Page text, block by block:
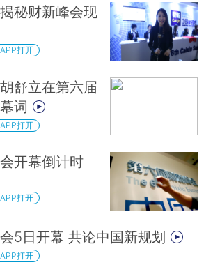
秘财新峰会现
APP打开
舒立在第六届
词
APP打开
开幕倒计时
APP打开
5日开幕 共论中国新规划
APP打开